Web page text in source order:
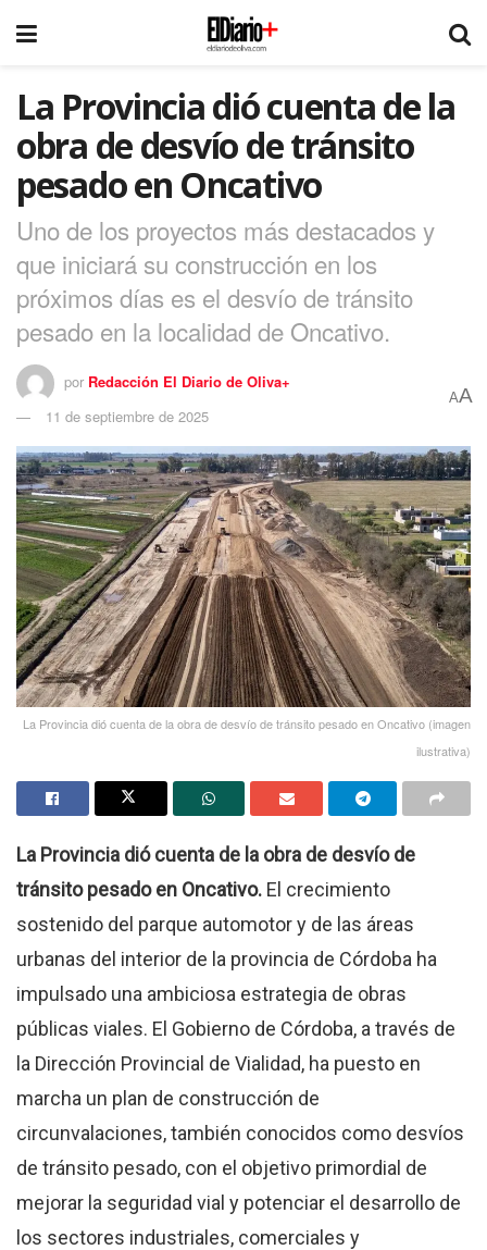
La Provincia dió cuenta de la
obra de desvío de tránsito
pesado en Oncativo
Uno de los proyectos más destacados y
que iniciará su construcción en los
próximos días es el desvío de tránsito
pesado en la localidad de Oncativo.
por Redacción El Diario de Oliva+
11 de septiembre de 2025
AA
La Provincia dió cuenta de la obra de desvío de tránsito pesado en Oncativo (imagen
ilustrativa)
La Provincia dió cuenta de la obra de desvío de
tránsito pesado en Oncativo. El crecimiento
sostenido del parque automotor y de las áreas
urbanas del interior de la provincia de Córdoba ha
impulsado una ambiciosa estrategia de obras
públicas viales. El Gobierno de Córdoba, a través de
la Dirección Provincial de Vialidad, ha puesto en
marcha un plan de construcción de
circunvalaciones, también conocidos como desvíos
de tránsito pesado, con el objetivo primordial de
mejorar la seguridad vial y potenciar el desarrollo de
los sectores industriales, comerciales y